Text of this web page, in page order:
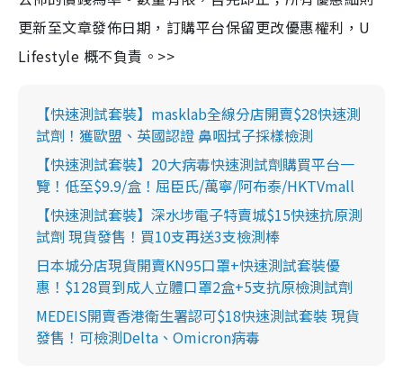
更新至文章發佈日期，訂購平台保留更改優惠權利，U
Lifestyle 概不負責。>>
【快速測試套裝】masklab全線分店開賣$28快速測
試劑！獲歐盟、英國認證 鼻咽拭子採樣檢測
【快速測試套裝】20大病毒快速測試劑購買平台一
覽！低至$9.9/盒！屈臣氏/萬寧/阿布泰/HKTVmall
【快速測試套裝】深水埗電子特賣城$15快速抗原測
試劑 現貨發售！買10支再送3支檢測棒
日本城分店現貨開賣KN95口罩+快速測試套裝優
惠！$128買到成人立體口罩2盒+5支抗原檢測試劑
MEDEIS開賣香港衛生署認可$18快速測試套裝 現貨
發售！可檢測Delta、Omicron病毒